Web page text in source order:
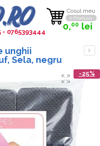
Cosul meu
0 Produse
0,00 lei
- 0765393444
unghii
Sela, negru
-25%